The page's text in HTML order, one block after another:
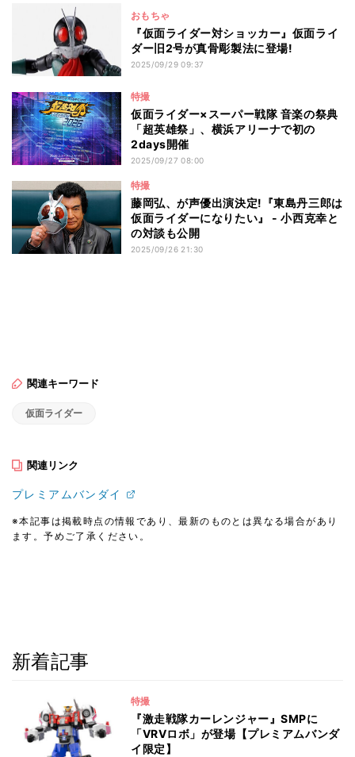
おもちゃ
『仮面ライダー対ショッカー』仮面ライ
ダー旧2号が真骨彫製法に登場!
2025/09/29 09:37
特撮
仮面ライダー×スーパー戦隊 音楽の祭典
「超英雄祭」、横浜アリーナで初の
2days開催
2025/09/27 08:00
特撮
藤岡弘、が声優出演決定!『東島丹三郎は
仮面ライダーになりたい』 - 小西克幸と
の対談も公開
2025/09/26 21:30
関連キーワード
仮面ライダー
関連リンク
プレミアムバンダイ
※本記事は掲載時点の情報であり、最新のものとは異なる場合があり
ます。予めご了承ください。
新着記事
特撮
『激走戦隊カーレンジャー』SMPに
「VRVロボ」が登場【プレミアムバンダ
イ限定】